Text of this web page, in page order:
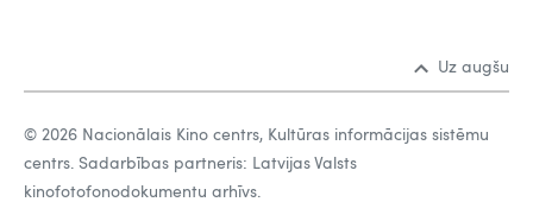
Uz augšu
© 2026 Nacionālais Kino centrs, Kultūras informācijas sistēmu
centrs. Sadarbības partneris: Latvijas Valsts
kinofotofonodokumentu arhīvs.